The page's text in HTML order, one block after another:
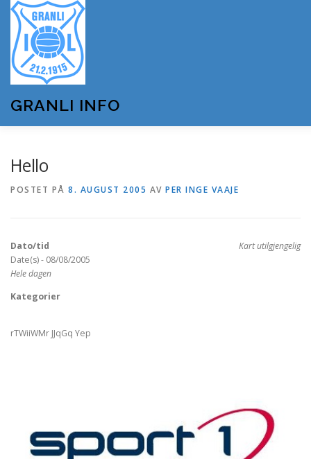
innhold
GRANLI INFO
OM GRANLI INFO
Hello
POSTET PÅ 8. AUGUST 2005 AV PER INGE VAAJE
Kart utilgjengelig
Dato/tid
Date(s) - 08/08/2005
Hele dagen
Kategorier
rTWiiWMr JJqGq Yep